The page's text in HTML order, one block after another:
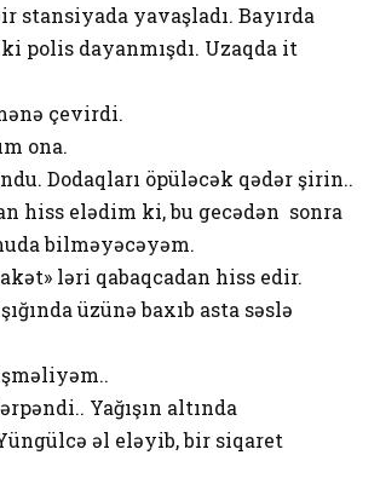
stansiyada yavaşladı. Bayırda
polis dayanmışdı. Uzaqda it
çevirdi.
ona.
Dodaqları öpüləcək qədər şirin..
hiss elədim ki, bu gecədən sonra
bilməyəcəyəm.
ləri qabaqcadan hiss edir.
üzünə baxıb asta səslə
Yağışın altında
əl eləyib, bir siqaret